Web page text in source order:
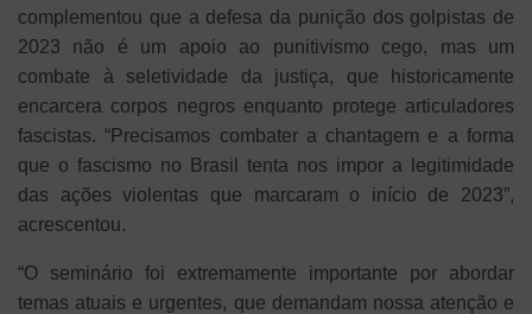
complementou que a defesa da punição dos golpistas de
2023 não é um apoio ao punitivismo cego, mas um
combate à seletividade da justiça, que historicamente
encarcera corpos negros enquanto protege articuladores
fascistas. “Precisamos combater a chantagem e a forma
que o fascismo no Brasil tenta nos impor a legitimidade
das ações violentas que marcaram o início de 2023”,
acrescentou.
“O seminário foi extremamente importante por abordar
temas atuais e urgentes, que demandam nossa atenção e